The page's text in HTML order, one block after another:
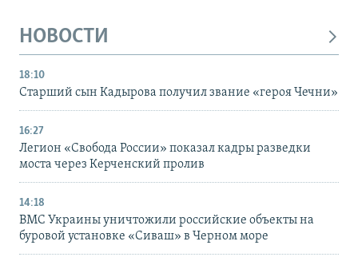
НОВОСТИ
18:10
Старший сын Кадырова получил звание «героя Чечни»
16:27
Легион «Свобода России» показал кадры разведки
моста через Керченский пролив
14:18
ВМС Украины уничтожили российские объекты на
буровой установке «Сиваш» в Черном море